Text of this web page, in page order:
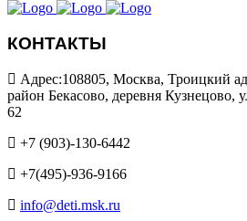
КОНТАКТЫ
Адрес:108805, Москва, Троицкий
район Бекасово, деревня Кузнецово,
62
+7 (903)-130-6442
+7(495)-936-9166
info@deti.msk.ru